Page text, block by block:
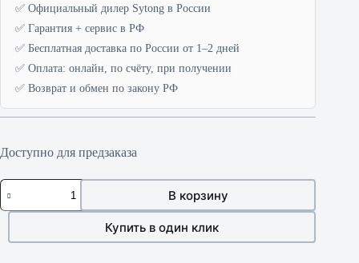
✅ Официальный дилер Sytong в России
✅ Гарантия + сервис в РФ
✅ Бесплатная доставка по России от 1–2 дней
✅ Оплата: онлайн, по счёту, при получении
✅ Возврат и обмен по закону РФ
Доступно для предзаказа
Количество
товара
Sytong
35
В корзину
Купить в один клик